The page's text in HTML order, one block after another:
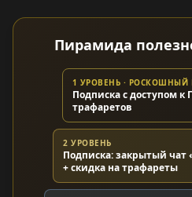
Пирамида
1 УРОВЕНЬ ·
Подписка с доступом к
трафаретов
2 УРОВЕНЬ
Подписка: закрытый чат
+ скидка на трафареты